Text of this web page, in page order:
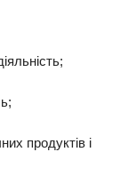
продуктів і